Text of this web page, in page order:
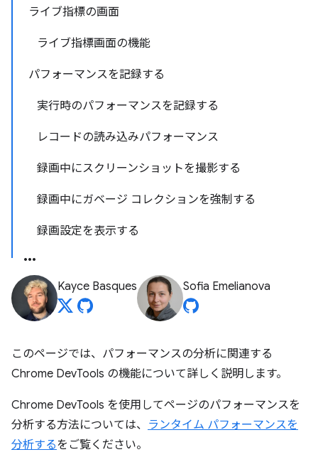
ライブ指標の画面
ライブ指標画面の機能
パフォーマンスを記録する
実行時のパフォーマンスを記録する
レコードの読み込みパフォーマンス
録画中にスクリーンショットを撮影する
録画中にガベージ コレクションを強制する
録画設定を表示する
Kayce Basques Sofia Emelianova
このページでは、パフォーマンスの分析に関連する
Chrome DevTools の機能について詳しく説明します。
Chrome DevTools を使用してページのパフォーマンスを
分析する方法については、 ランタイム パフォーマンスを
分析するをご覧ください。